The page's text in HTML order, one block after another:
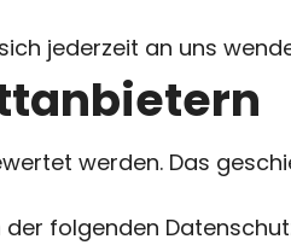
jederzeit an uns
werden. Das
folgenden